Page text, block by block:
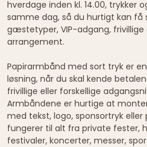
hverdage inden kl. 14.00, trykker
samme dag, så du hurtigt kan få
gæstetyper, VIP-adgang,
arrangement.
Papirarmbånd med sort tryk er
løsning, når du skal kende
frivillige eller forskellige
Armbåndene er hurtige at
med tekst, logo, sponsortryk
fungerer til alt fra private fester,
festivaler, koncerter, messer,